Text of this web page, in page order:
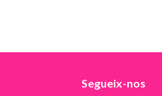
Segueix-nos